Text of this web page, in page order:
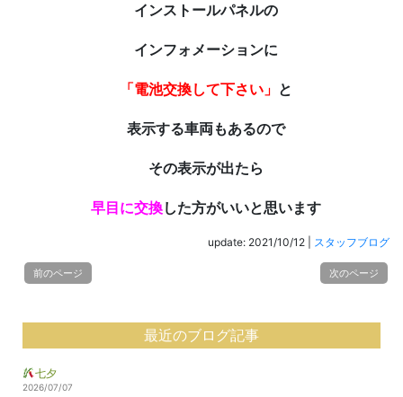
インストールパネルの
インフォメーションに
「電池交換して下さい」 と
表示する車両もあるので
その表示が出たら
早目に交換した方がいいと思います
update: 2021/10/12 スタッフブログ
前のページ 次のページ
最近のブログ記事
七夕
2026/07/07